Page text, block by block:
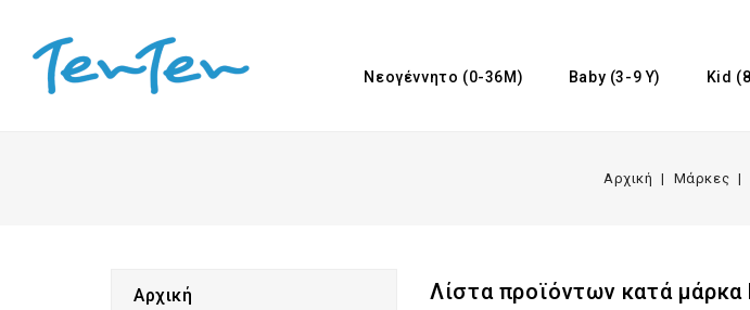
Νεογέννητο (0-36M) Baby (3-9 Υ) Kid
Αρχική Μάρκες
Αρχική Λίστα προϊόντων κατά μάρκα